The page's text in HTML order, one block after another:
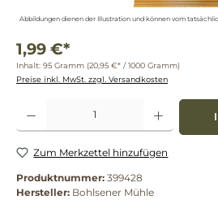
Abbildungen dienen der Illustration und können vom
1,99 €*
Inhalt: 95 Gramm (20,95 €* / 1000 Gramm)
Preise inkl. MwSt. zzgl. Versandkosten
Produkt Anzahl: Gib den gewünschten Wert ein
Zum Merkzettel hinzufügen
Produktnummer: 399428
Hersteller: Bohlsener Mühle